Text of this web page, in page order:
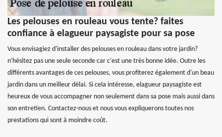
Les pelouses en rouleau vous tente? faites
confiance à elagueur paysagiste pour sa pose
Vous envisagiez d'installer des pelouses en rouleau dans votre jardin?
n'hésitez pas une seule seconde car c'est une très bonne idée. Outre les
différents avantages de ces pelouses, vous profiterez également d'un beau
jardin dans un meilleur délai. Si cela intéresse, elagueur paysagiste est
heureux de vous accompagner non seulement dans sa pose mais aussi dans
son entretien. Contactez-nous et nous vous expliquerons toutes nos
prestations qui sont à moindre coût.